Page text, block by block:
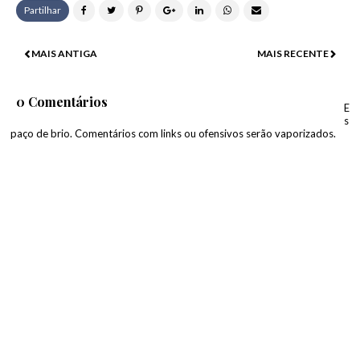
Partilhar
MAIS RECENTE
MAIS ANTIGA
0 Comentários
E
s
paço de brio. Comentários com links ou ofensivos serão vaporizados.